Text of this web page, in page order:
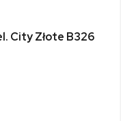
City Złote B326